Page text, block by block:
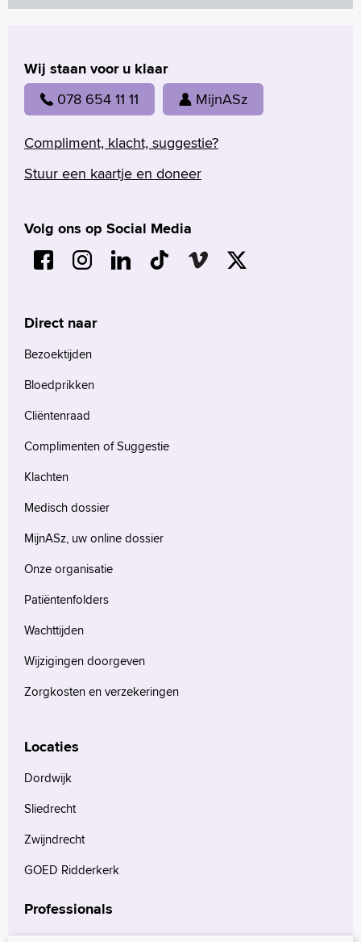
Wij staan voor u klaar
078 654 11 11 MijnASz
Compliment, klacht, suggestie?
Stuur een kaartje en doneer
Volg ons op Social Media
Direct naar
Bezoektijden
Bloedprikken
Cliëntenraad
Complimenten of Suggestie
Klachten
Medisch dossier
MijnASz, uw online dossier
Onze organisatie
Patiëntenfolders
Wachttijden
Wijzigingen doorgeven
Zorgkosten en verzekeringen
Locaties
Dordwijk
Sliedrecht
Zwijndrecht
GOED Ridderkerk
Professionals